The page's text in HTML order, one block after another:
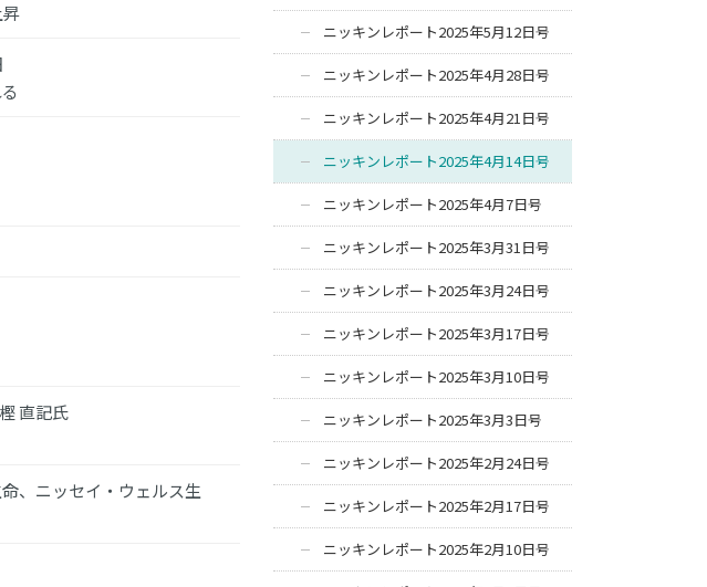
直記氏
、ニッセイ・ウェルス生
ニッキンレポート2025年5月12日号
ニッキンレポート2025年4月28日号
ニッキンレポート2025年4月21日号
ニッキンレポート2025年4月14日号
ニッキンレポート2025年4月7日号
ニッキンレポート2025年3月31日号
ニッキンレポート2025年3月24日号
ニッキンレポート2025年3月17日号
ニッキンレポート2025年3月10日号
ニッキンレポート2025年3月3日号
ニッキンレポート2025年2月24日号
ニッキンレポート2025年2月17日号
ニッキンレポート2025年2月10日号